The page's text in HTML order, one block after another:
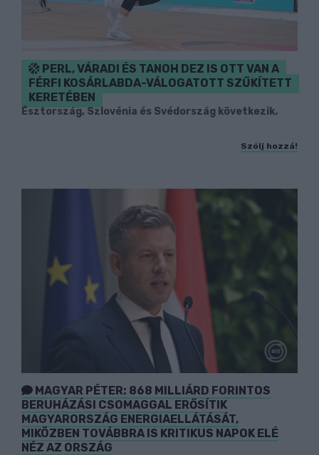
PERL, VÁRADI ÉS TANOH DEZ IS OTT VAN A
FÉRFI KOSÁRLABDA-VÁLOGATOTT SZŰKÍTETT
KERETÉBEN
Észtország, Szlovénia és Svédország következik.
Szólj hozzá!
MAGYAR PÉTER: 868 MILLIÁRD FORINTOS
BERUHÁZÁSI CSOMAGGAL ERŐSÍTIK
MAGYARORSZÁG ENERGIAELLÁTÁSÁT,
MIKÖZBEN TOVÁBBRA IS KRITIKUS NAPOK ELÉ
NÉZ AZ ORSZÁG